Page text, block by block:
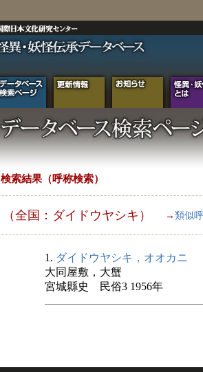
検索結果（呼称検索）
（全国：ダイドウヤシキ） → 類似
1. ダイドウヤシキ，オオカニ
大同屋敷，大蟹
宮城縣史 民俗3 1956年